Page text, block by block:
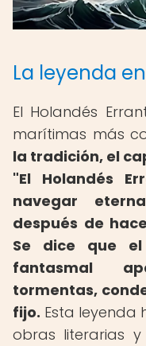
La leyenda
El Holandés
marítimas más
la tradición, el
"El Holandés
navegar
después de
Se dice que
fantasmal
tormentas,
fijo. Esta leyenda
obras literarias